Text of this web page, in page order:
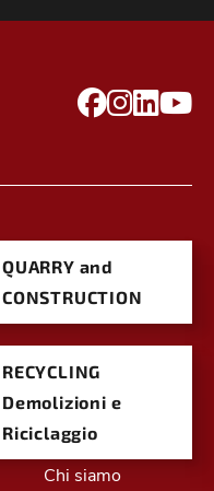
QUARRY and
CONSTRUCTION
RECYCLING
Demolizioni e
Riciclaggio
Chi siamo